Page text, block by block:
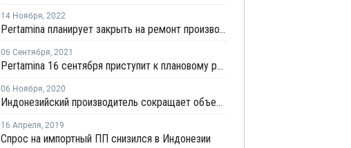
14 Ноября, 2022
Pertamina планирует закрыть на ремонт производство ПП в Индонезии в четвертом квартале 2023 года
06 Сентября, 2021
Pertamina 16 сентября приступит к плановому ремонту на заводе ПП в Индонезии
06 Ноября, 2020
Индонезийский производитель сокращает объемы контрактных поставок ПП на ноябрь
16 Апреля, 2019
Спрос на импортный ПП снизился в Индонезии